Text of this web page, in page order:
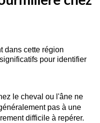
dans cette région
pour identifier
le cheval ou l'âne ne
pas à une
difficile à repérer.